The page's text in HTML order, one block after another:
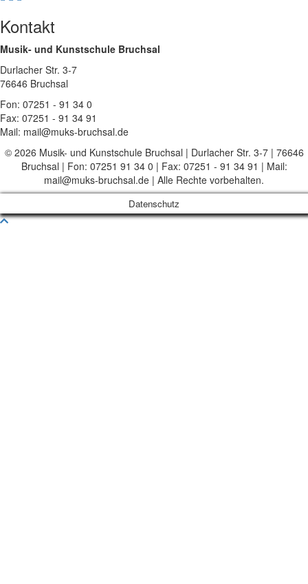
Kontakt
Musik- und Kunstschule Bruchsal
Durlacher Str. 3-7
76646 Bruchsal
Fon: 07251 - 91 34 0
Fax: 07251 - 91 34 91
Mail: mail@muks-bruchsal.de
© 2026 Musik- und Kunstschule Bruchsal | Durlacher Str. 3-7 | 76646
Bruchsal | Fon: 07251 91 34 0 | Fax: 07251 - 91 34 91 | Mail:
mail@muks-bruchsal.de | Alle Rechte vorbehalten.
Datenschutz
Nach